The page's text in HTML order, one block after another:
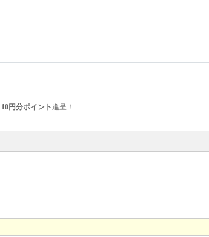
10円分ポイント進呈！